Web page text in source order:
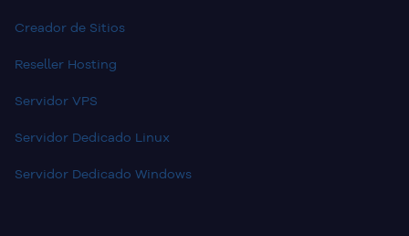
Creador de Sitios
Reseller Hosting
Servidor VPS
Servidor Dedicado Linux
Servidor Dedicado Windows